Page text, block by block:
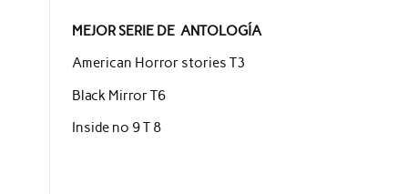
MEJOR SERIE DE ANTOLOGÍA
American Horror stories T3
Black Mirror T6
Inside nº 9 T 8